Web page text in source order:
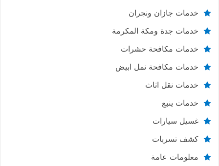
خدمات جازان ونجران
خدمات جدة ومكة المكرمة
خدمات مكافحة حشرات
خدمات مكافحة نمل ابيض
خدمات نقل اثاث
خدمات ينبع
غسيل سيارات
كشف تسربات
معلومات عامة